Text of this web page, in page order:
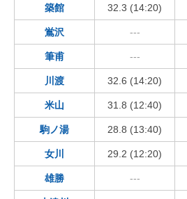
築館 32.3 (14:20)
鴬沢 ---
筆甫 ---
川渡 32.6 (14:20)
米山 31.8 (12:40)
駒ノ湯 28.8 (13:40)
女川 29.2 (12:20)
雄勝 ---